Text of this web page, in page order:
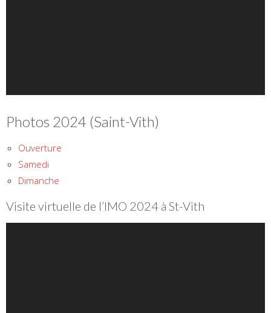
Photos 2024 (Saint-Vith)
Ouverture
Samedi
Dimanche
Visite virtuelle de l’IMO 2024 à St-Vith